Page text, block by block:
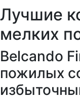
Лучшие
мелких
Belcando
пожилых